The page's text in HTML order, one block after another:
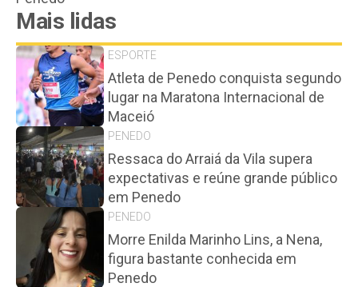
Mais lidas
ESPORTE
Atleta de Penedo conquista segundo
lugar na Maratona Internacional de
Maceió
PENEDO
Ressaca do Arraiá da Vila supera
expectativas e reúne grande público
em Penedo
PENEDO
Morre Enilda Marinho Lins, a Nena,
figura bastante conhecida em
Penedo